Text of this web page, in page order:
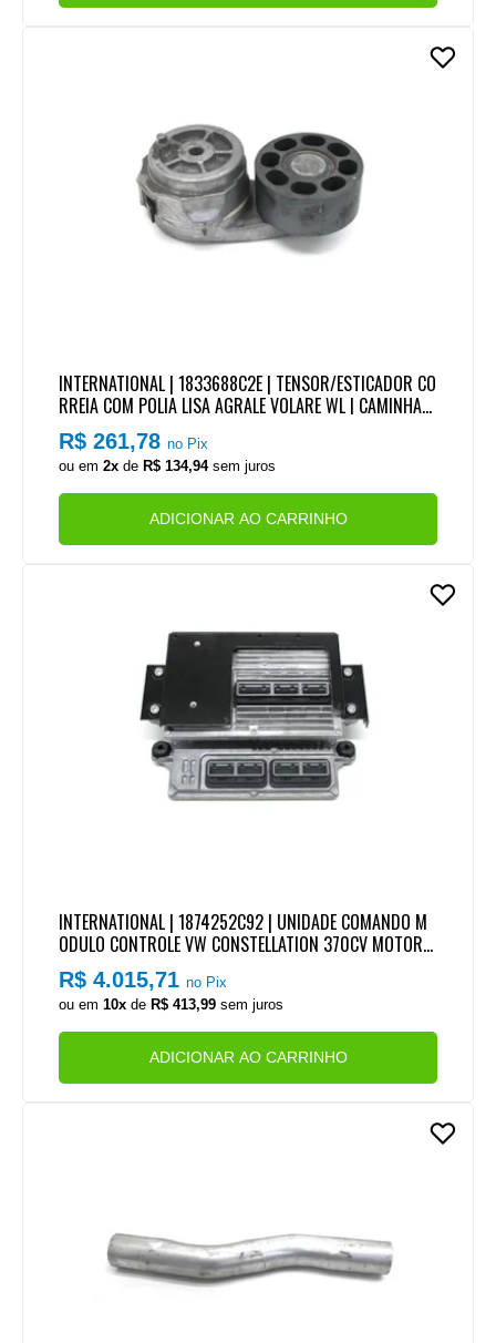
INTERNATIONAL | 1833688C2E | TENSOR/ESTICADOR CO
RREIA COM POLIA LISA AGRALE VOLARE WL | CAMINHAO
INTERNATIONAL MOTOR MWM X12 4CIL
R$ 261,78no Pix
ou em2x de R$ 134,94sem juros
ADICIONAR AO CARRINHO
INTERNATIONAL | 1874252C92 | UNIDADE COMANDO M
ODULO CONTROLE VW CONSTELLATION 370CV MOTOR
MWM NGD 9.3
R$ 4.015,71no Pix
ou em10x deR$ 413,99 sem juros
ADICIONAR AO CARRINHO